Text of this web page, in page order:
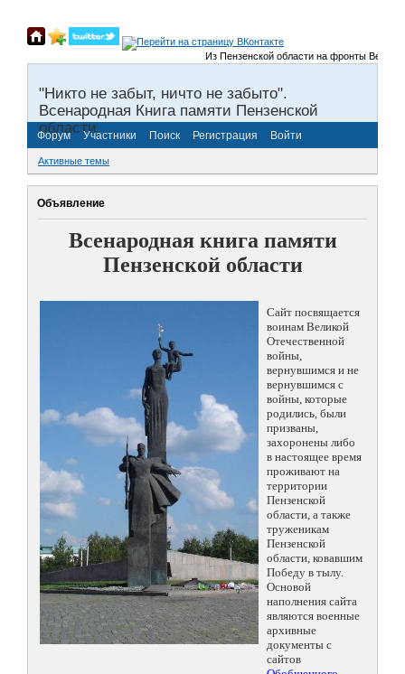
Из Пензенской области на фронты Великой
"Никто не забыт, ничто не забыто".
Всенародная Книга памяти Пензенской
области.
Форум Участники Поиск Регистрация Войти
Активные темы
Объявление
Всенародная книга памяти
Пензенской области
Сайт посвящается
воинам Великой
Отечественной
войны,
вернувшимся и не
вернувшимся с
войны, которые
родились, были
призваны,
захоронены либо
в настоящее время
проживают на
территории
Пензенской
области, а также
труженикам
Пензенской
области, ковавшим
Победу в тылу.
Основой
наполнения сайта
являются военные
архивные
документы с
сайтов